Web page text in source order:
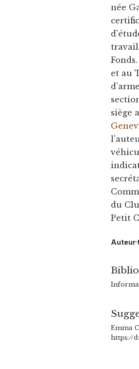
née
et au
siège
du
Petit
Emma
https://